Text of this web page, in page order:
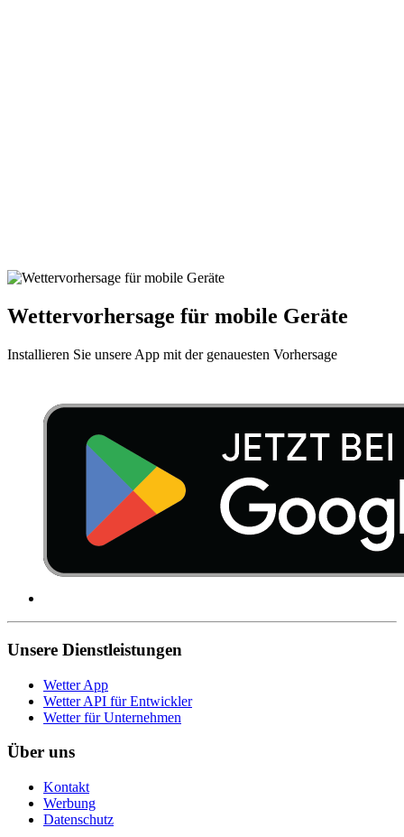
Wettervorhersage für mobile Geräte
Installieren Sie unsere App mit der genauesten Vorhersage
Unsere Dienstleistungen
Wetter App
Wetter API für Entwickler
Wetter für Unternehmen
Über uns
Kontakt
Werbung
Datenschutz